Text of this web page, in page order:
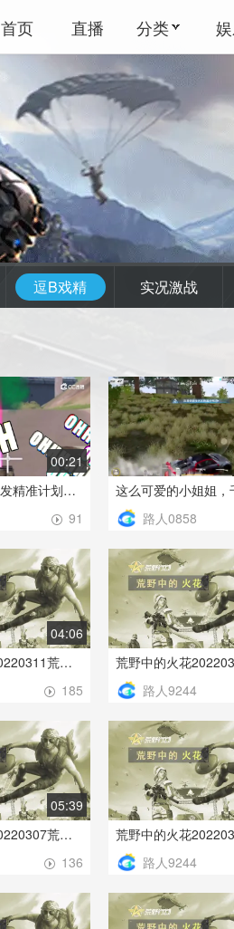
首页 直播 分类
逗B戏精 实况激战
00:21
DF991點CC-大发精准计划长期带赚包赔
91
路人0858
04:06
荒野中的火花20220311荒野行动
185
路人9244
05:39
荒野中的火花20220307荒野行动
136
路人9244